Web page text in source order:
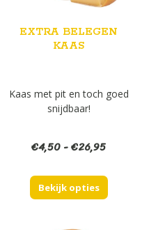
EXTRA BELEGEN
KAAS
Kaas met pit en toch goed
snijdbaar!
€4,50-€26,95
tot
€26,95
Bekijk opties